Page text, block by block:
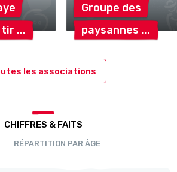
tir
Groupe des
paysannes
les associations
CHIFFRES & FAITS
RÉPARTITION PAR ÂGE